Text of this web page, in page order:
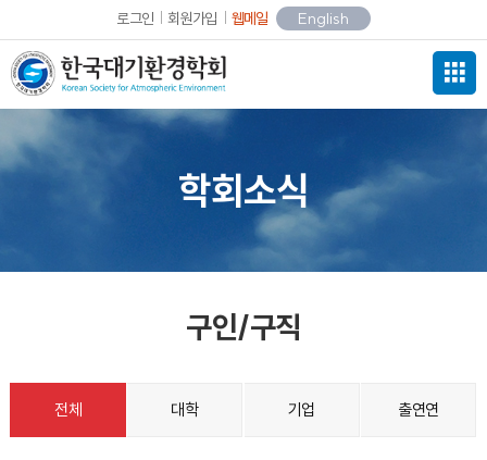
로그인 회원가입 웹메일 English
학회소식
구인/구직
전체 대학 기업 출연연